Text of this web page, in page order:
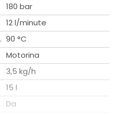
180 bar
12 l/minute
90 °C
Motorina
3,5 kg/h
15 l
Da